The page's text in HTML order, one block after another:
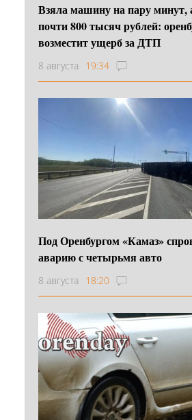
Взяла машину на пару минут,
почти 800 тысяч рублей:
возместит ущерб за ДТП
8 августа 19:34
Под Оренбургом «Камаз»
аварию с четырьмя авто
8 августа 18:20